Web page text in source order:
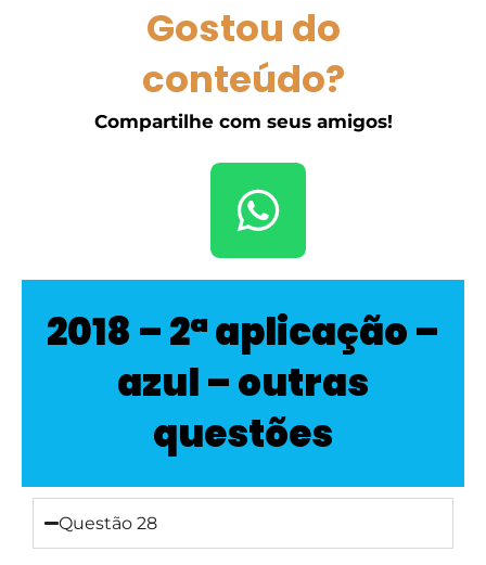
Gostou do
conteúdo?
Compartilhe com seus amigos!
2018 – 2ª aplicação –
azul – outras
questões
Questão 28